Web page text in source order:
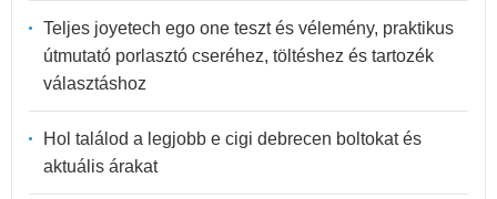
Teljes joyetech ego one teszt és vélemény, praktikus
útmutató porlasztó cseréhez, töltéshez és tartozék
választáshoz
Hol találod a legjobb e cigi debrecen boltokat és
aktuális árakat